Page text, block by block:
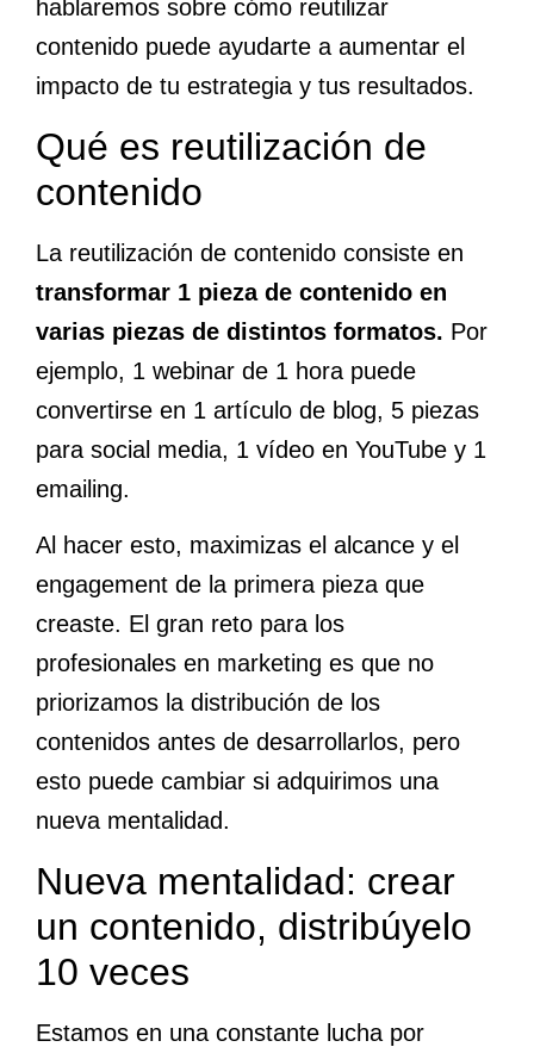
hablaremos sobre cómo reutilizar
contenido puede ayudarte a aumentar el
impacto de tu estrategia y tus resultados.
Qué es reutilización de
contenido
La reutilización de contenido consiste en
transformar 1 pieza de contenido en
varias piezas de distintos formatos. Por
ejemplo, 1 webinar de 1 hora puede
convertirse en 1 artículo de blog, 5 piezas
para social media, 1 vídeo en YouTube y 1
emailing.
Al hacer esto, maximizas el alcance y el
engagement de la primera pieza que
creaste. El gran reto para los
profesionales en marketing es que no
priorizamos la distribución de los
contenidos antes de desarrollarlos, pero
esto puede cambiar si adquirimos una
nueva mentalidad.
Nueva mentalidad: crear
un contenido, distribúyelo
10 veces
Estamos en una constante lucha por